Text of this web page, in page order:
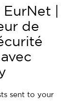
|
de
sent to your